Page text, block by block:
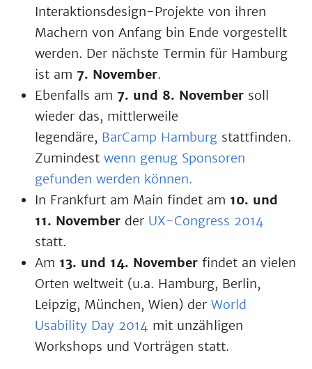
Interaktionsdesign-Projekte von ihren
Machern von Anfang bin Ende vorgestellt
werden. Der nächste Termin für Hamburg
ist am 7. November.
Ebenfalls am 7. und 8. November soll
wieder das, mittlerweile
legendäre, BarCamp Hamburg stattfinden.
Zumindest wenn genug Sponsoren
gefunden werden können.
In Frankfurt am Main findet am 10. und
11. November der UX-Congress 2014
statt.
Am 13. und 14. November findet an vielen
Orten weltweit (u.a. Hamburg, Berlin,
Leipzig, München, Wien) der World
Usability Day 2014 mit unzähligen
Workshops und Vorträgen statt.